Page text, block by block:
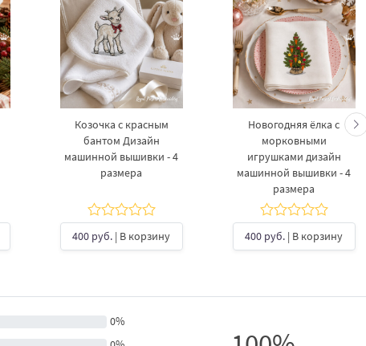
Козочка с красным
бантом Дизайн
машинной вышивки - 4
размера
400 руб. | В корзину
Новогодняя ёлка с
морковными
игрушками дизайн
машинной вышивки - 4
размера
400 руб. | В корзину
0%